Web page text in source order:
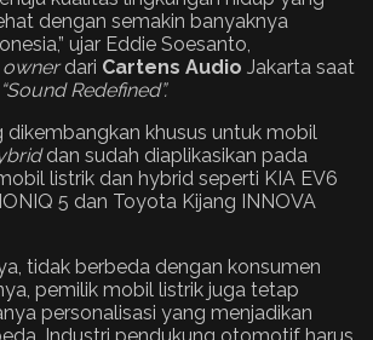
dengan semakin banyaknya
ujar Eddie Soesanto,
ownerdari Cartens Audio Jakarta saat
“Sound Redefined”.
khusus untuk mobil
dan sudah diaplikasikan pada
listrik dan hybrid seperti KIA EV6
5 dan Toyota Kijang INNOVA
tidak berbeda dengan konsumen
pemilik mobil listrik juga tetap
personalisasi yang menjadikan
Industri pendukung otomotif harus